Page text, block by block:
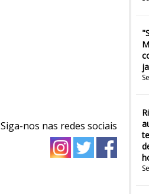
Siga-nos nas redes sociais